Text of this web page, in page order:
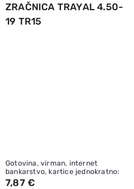
ZRAČNICA TRAYAL 4.50-
19 TR15
Gotovina, virman, internet
bankarstvo, kartice jednokratno:
7,87 €